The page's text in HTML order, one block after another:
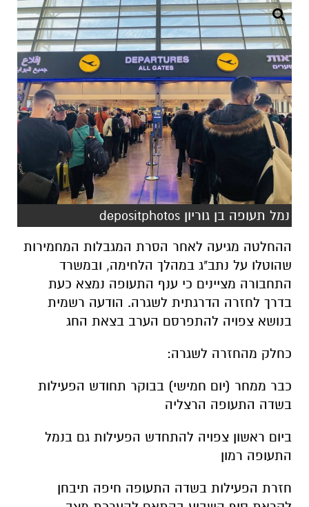
נמל תעופה בן גוריון depositphotos
ההחלטה מגיעה לאחר הסרת המגבלות המחמירות
שהוטלו על נתב"ג במהלך הלחימה, ובמשרד
התחבורה מציינים כי ענף התעופה נמצא כעת
בדרך לחזרה הדרגתית לשגרה. הודעה רשמית
בנושא צפויה להתפרסם הערב בצאת החג
כחלק מהחזרה לשגרה:
כבר ממחר (יום חמישי) בבוקר תחודש הפעילות
בשדה התעופה הרצליה
ביום ראשון צפויה להתחדש הפעילות גם בנמל
התעופה רמון
חזרת הפעילות בשדה התעופה חיפה תיבחן